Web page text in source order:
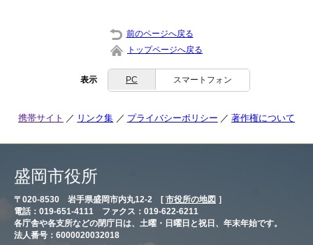
前のページへ戻る
トップページへ戻る
表示 PC スマートフォン
携帯サイト リンク集 プライバシーポリシー 著作権について
盛岡市役所
〒020-8530 岩手県盛岡市内丸12-2 [ 市役所の地図 ］
電話：019-651-4111 ファクス：019-622-6211
各庁舎や各支所などの閉庁日は、土曜・日曜日と祝日、年末年始です。
法人番号：6000020032018